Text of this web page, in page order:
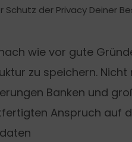
der Privacy Deiner
wie vor gute
zu speichern.
Banken und
Anspruch auf